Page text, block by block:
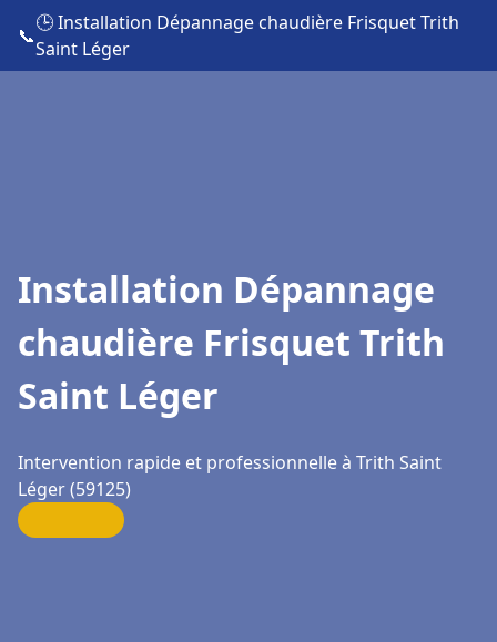
📞
🕒 Installation Dépannage chaudière Frisquet Trith
Saint Léger
Installation Dépannage
chaudière Frisquet Trith
Saint Léger
Intervention rapide et professionnelle à Trith Saint
Léger (59125)